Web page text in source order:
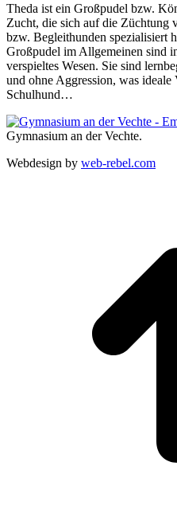
Theda ist ein Großpudel bzw.
Zucht, die sich auf die Züchtung
bzw. Begleithunden spezialisiert
Großpudel im Allgemeinen sind
verspieltes Wesen. Sie sind
und ohne Aggression, was ideale
Schulhund…
Gymnasium an der Vechte.
Webdesign by web-rebel.com